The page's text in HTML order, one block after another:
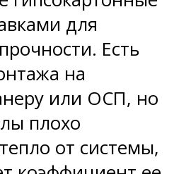
для
Есть
на
или ОСП, но
плохо
от системы,